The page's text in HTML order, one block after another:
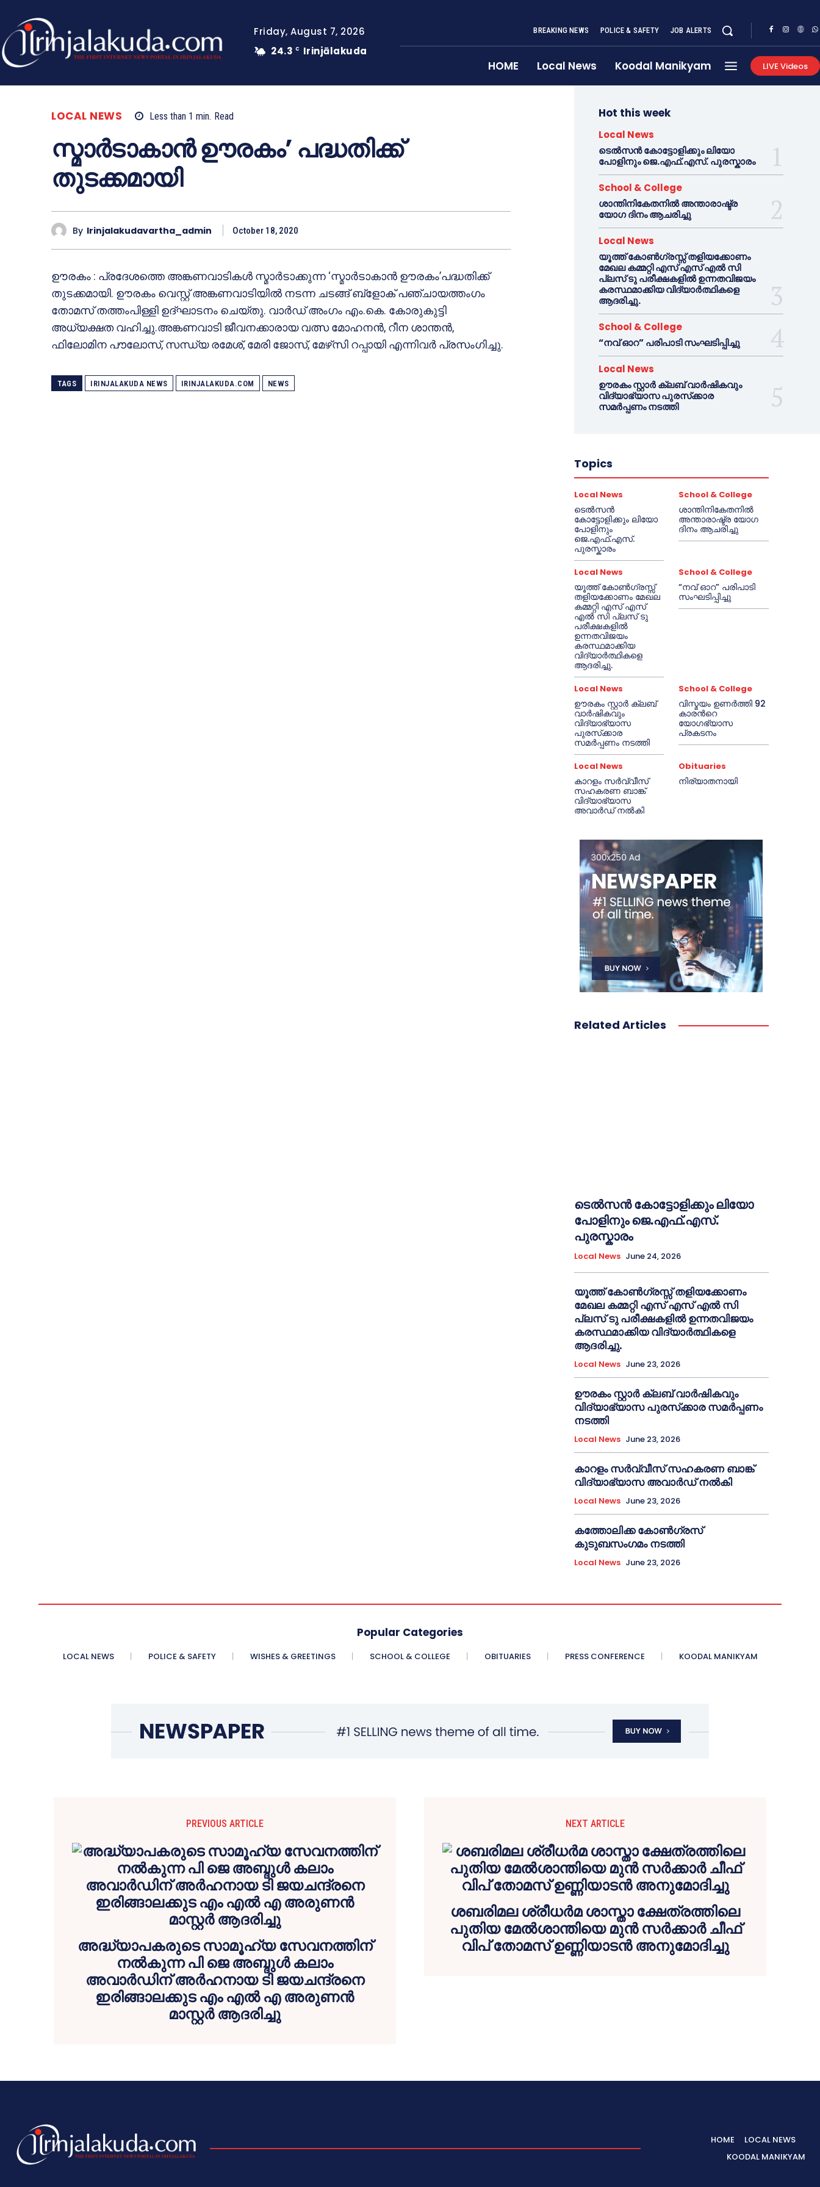
Friday, August 7, 2026
24.3 C Irinjālakuda
BREAKING NEWS POLICE & SAFETY JOB ALERTS
HOME Local News Koodal Manikyam LIVE Videos
LOCAL NEWS Less than 1 min. Read
സ്മാർടാകാൻ ഊരകം’ പദ്ധതിക്ക്
തുടക്കമായി
By Irinjalakudavartha_admin October 18, 2020
ഊരകം : പ്രദേശത്തെ അങ്കണവാടികൾ സ്മാർടാക്കുന്ന ‘സ്മാർടാകാൻ ഊരകം’പദ്ധതിക്ക്
തുടക്കമായി. ഊരകം വെസ്റ്റ് അങ്കണവാടിയിൽ നടന്ന ചടങ്ങ് ബ്ളോക് പഞ്ചായത്തംഗം
തോമസ് തത്തംപിള്ളി ഉദ്ഘാടനം ചെയ്തു. വാർഡ് അംഗം എം.കെ. കോരുകുട്ടി
അധ്യക്ഷത വഹിച്ചു.അങ്കണവാടി ജീവനക്കാരായ വത്സ മോഹനൻ, റീന ശാന്തൻ,
ഫിലോമിന പൗലോസ്, സന്ധ്യ രമേശ്, മേരി ജോസ്, മേഴ്‌സി റപ്പായി എന്നിവർ പ്രസംഗിച്ചു.
TAGS IRINJALAKUDA NEWS IRINJALAKUDA.COM NEWS
Hot this week
Local News
ടെൽസൻ കോട്ടോളിക്കും ലിയോ
പോളിനും ജെ.എഫ്.എസ്. പുരസ്കാരം
School & College
ശാന്തിനികേതനിൽ അന്താരാഷ്ട്ര
യോഗ ദിനം ആചരിച്ചു
Local News
യൂത്ത് കോൺഗ്രസ്സ് തളിയക്കോണം
മേഖല കമ്മറ്റി എസ് എസ് എൽ സി
പ്ലസ് ടു പരീക്ഷകളിൽ ഉന്നതവിജയം
കരസ്ഥമാക്കിയ വിദ്യാർത്ഥികളെ
ആദരിച്ചു.
School & College
“നവ് ഓറ” പരിപാടി സംഘടിപ്പിച്ചു
Local News
ഊരകം സ്റ്റാർ ക്ലബ് വാർഷികവും
വിദ്യാഭ്യാസ പുരസ്‌ക്കാര
സമർപ്പണം നടത്തി
Topics
Local News
ടെൽസൻ
കോട്ടോളിക്കും ലിയോ
പോളിനും
ജെ.എഫ്.എസ്.
പുരസ്കാരം
School & College
ശാന്തിനികേതനിൽ
അന്താരാഷ്ട്ര യോഗ
ദിനം ആചരിച്ചു
Local News
യൂത്ത് കോൺഗ്രസ്സ്
തളിയക്കോണം മേഖല
കമ്മറ്റി എസ് എസ്
എൽ സി പ്ലസ് ടു
പരീക്ഷകളിൽ
ഉന്നതവിജയം
കരസ്ഥമാക്കിയ
വിദ്യാർത്ഥികളെ
ആദരിച്ചു.
School & College
“നവ് ഓറ” പരിപാടി
സംഘടിപ്പിച്ചു
Local News
ഊരകം സ്റ്റാർ ക്ലബ്
വാർഷികവും
വിദ്യാഭ്യാസ
പുരസ്‌ക്കാര
സമർപ്പണം നടത്തി
School & College
വിസ്മയം ഉണർത്തി 92
കാരൻറെ
യോഗഭ്യാസ
പ്രകടനം
Local News
കാറളം സർവ്വീസ്
സഹകരണ ബാങ്ക്
വിദ്യാഭ്യാസ
അവാർഡ് നൽകി
Obituaries
നിര്യാതനായി
Related Articles
ടെൽസൻ കോട്ടോളിക്കും ലിയോ
പോളിനും ജെ.എഫ്.എസ്.
പുരസ്കാരം
Local News June 24, 2026
യൂത്ത് കോൺഗ്രസ്സ് തളിയക്കോണം
മേഖല കമ്മറ്റി എസ് എസ് എൽ സി
പ്ലസ് ടു പരീക്ഷകളിൽ ഉന്നതവിജയം
കരസ്ഥമാക്കിയ വിദ്യാർത്ഥികളെ
ആദരിച്ചു.
Local News June 23, 2026
ഊരകം സ്റ്റാർ ക്ലബ് വാർഷികവും
വിദ്യാഭ്യാസ പുരസ്‌ക്കാര സമർപ്പണം
നടത്തി
Local News June 23, 2026
കാറളം സർവ്വീസ് സഹകരണ ബാങ്ക്
വിദ്യാഭ്യാസ അവാർഡ് നൽകി
Local News June 23, 2026
കത്തോലിക്ക കോൺഗ്രസ്
കുടുബസംഗമം നടത്തി
Local News June 23, 2026
Popular Categories
LOCAL NEWS POLICE & SAFETY WISHES & GREETINGS SCHOOL & COLLEGE OBITUARIES PRESS CONFERENCE KOODAL MANIKYAM
PREVIOUS ARTICLE
അദ്ധ്യാപകരുടെ സാമൂഹ്യ സേവനത്തിന്
നൽകുന്ന പി ജെ അബ്ദുൾ കലാം
അവാർഡിന് അർഹനായ ടി ജയചന്ദ്രനെ
ഇരിങ്ങാലക്കുട എം എൽ എ അരുണൻ
മാസ്റ്റർ ആദരിച്ചു
NEXT ARTICLE
ശബരിമല ശ്രീധർമ ശാസ്താ ക്ഷേത്രത്തിലെ
പുതിയ മേൽശാന്തിയെ മുൻ സർക്കാർ ചീഫ്
വിപ് തോമസ് ഉണ്ണിയാടൻ അനുമോദിച്ചു
HOME
LOCAL NEWS
KOODAL MANIKYAM